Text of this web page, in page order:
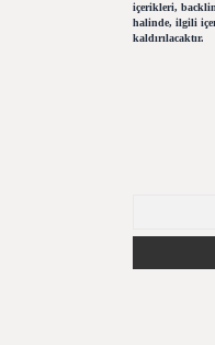
içerikleri,
halinde, ilgili
kaldırılacaktır.